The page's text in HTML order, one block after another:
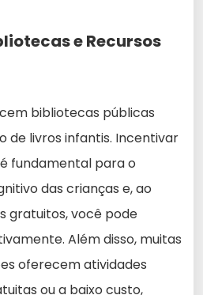
e Recursos
bibliotecas públicas
de livros infantis. Incentivar
fundamental para o
das crianças e, ao
gratuitos, você pode
Além disso, muitas
oferecem atividades
ou a baixo custo,